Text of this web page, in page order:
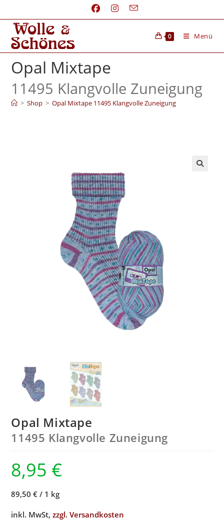
0 Menü
Opal Mixtape
11495 Klangvolle Zuneigung
> Shop > Opal Mixtape 11495 Klangvolle Zuneigung
Opal Mixtape
11495 Klangvolle Zuneigung
8,95 €
89,50 € / 1 kg
inkl. MwSt,zzgl. Versandkosten